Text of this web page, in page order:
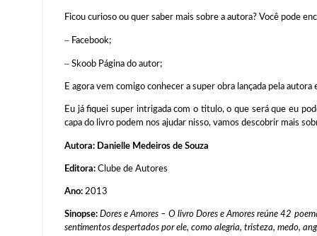
Ficou curioso ou quer saber mais sobre a autora? Você pode
– Facebook;
– Skoob Página do autor;
E agora vem comigo conhecer a super obra lançada pela
Eu já fiquei super intrigada com o titulo, o que será que eu
capa do livro podem nos ajudar nisso, vamos descobrir mais
Autora: Danielle Medeiros de Souza
Editora: Clube de Autores
Ano: 2013
Sinopse: Dores e Amores – O livro Dores e Amores reúne 42
sentimentos despertados por ele, como alegria, tristeza, medo,